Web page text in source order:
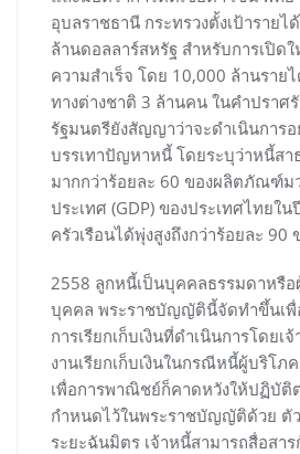
อุบลราชธานี กระทรวงตั้งเป้าราย
ล้านดอลลาร์สหรัฐ สำหรับการเปิด
ความสำเร็จ โดย 10,000 ล้านราย
ทางต่างชาติ 3 ล้านคน ในคำปราศ
รัฐมนตรียังสัญญาว่าจะดำเนินการอ
บรรเทาปัญหาหนี้ โดยระบุว่าหนี้ส
มากกว่าร้อยละ 60 ของผลิตภัณฑ์ม
ประเทศ (GDP) ของประเทศไทย
ครัวเรือนได้พุ่งสูงถึงกว่าร้อยละ 90
2558 ลูกหนี้เป็นบุคคลธรรมดาหรื
บุคคล พระราชบัญญัตินี้จัดทำขึ้นเพื่
การเรียกเก็บเงินที่ดำเนินการโดย
งานเรียกเก็บเงินในกรณีหนี้ผู้บริโ
เพื่อการพาณิชย์ก็คาดหวังให้ปฏิบั
กำหนดไว้ในพระราชบัญญัติด้วย ตัว
ระยะฉันมิตร เจ้าหนี้สามารถสื่อสา